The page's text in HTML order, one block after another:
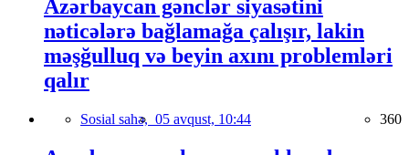
Azərbaycan gənclər siyasətini
nəticələrə bağlamağa çalışır, lakin
məşğulluq və beyin axını problemləri
qalır
Sosial sahə, 05 avqust, 10:44 360